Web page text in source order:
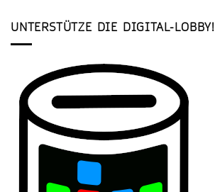
UNTERSTÜTZE DIE DIGITAL-LOBBY!